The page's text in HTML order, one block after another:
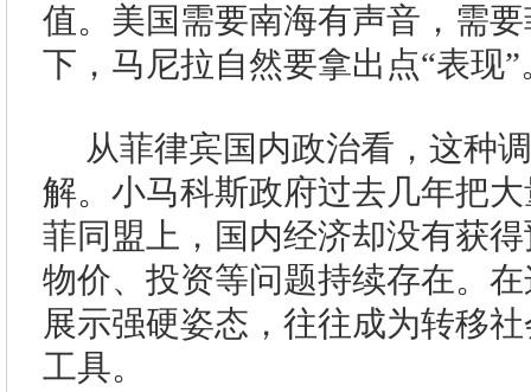
值。美国需要南海有声音，需
下，马尼拉自然要拿出点“表现”
从菲律宾国内政治看，这种
解。小马科斯政府过去几年把
菲同盟上，国内经济却没有获
物价、投资等问题持续存在。
展示强硬姿态，往往成为转移
工具。